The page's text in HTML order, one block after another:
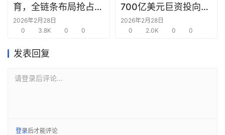
合
圈
育，全链条布局抢占新
赛道先机
2026年2月28日
0
3.8K 0 0
700亿美元巨资投向合
作方，竭力巩固AI芯片
需求
2026年2月28日
0
2.0K 0 0
发表回复
请登录后评论...
登录后才能评论